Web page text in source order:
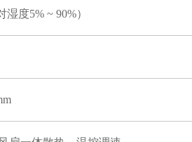
湿度5% ~ 90%）